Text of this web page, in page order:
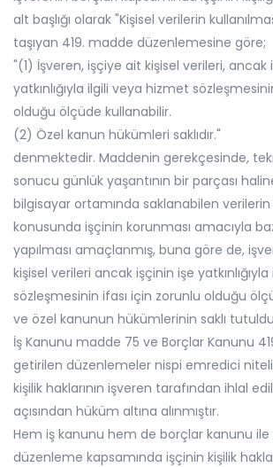
alt başlığı olarak "Kişisel verilerin
taşıyan 419. madde düzenlemesine göre;
"(1) İşveren, işçiye ait kişisel verileri, ancak
yatkınlığıyla ilgili veya hizmet
olduğu ölçüde kullanabilir.
(2) Özel kanun hükümleri saklıdır."
denmektedir. Maddenin gerekçesinde,
sonucu günlük yaşantının bir parçası
bilgisayar ortamında saklanabilen
konusunda işçinin korunması amacıyla
yapılması amaçlanmış, buna göre de,
kişisel verileri ancak işçinin işe
sözleşmesinin ifası için zorunlu olduğu
ve özel kanunun hükümlerinin saklı
İş Kanunu madde 75 ve Borçlar Kanunu
getirilen düzenlemeler nispi emredici
kişilik haklarının işveren tarafından ihlal
açısından hüküm altına alınmıştır.
Hem iş kanunu hem de borçlar kanunu ile
düzenleme kapsamında işçinin kişilik